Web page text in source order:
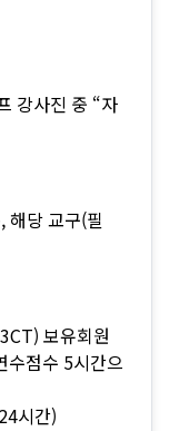
강사진 중 “자
해당 교구(필
보유회원
수점수 5시간으
시간)